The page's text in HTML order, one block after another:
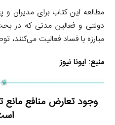
مطالعه این کتاب برای مدیران
دولتی و فعالین مدنی که در
مبارزه با فساد فعالیت می‌کنند،
منبع: ایونا نیوز
وجود تعارض منافع مانع